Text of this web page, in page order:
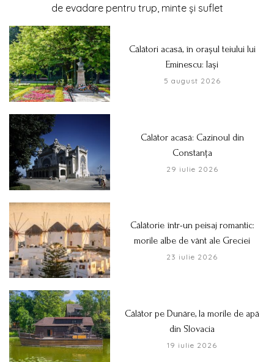
de evadare pentru trup, minte și suflet
Călători acasă, în orașul teiului lui
Eminescu: Iași
5 august 2026
Călător acasă: Cazinoul din
Constanța
29 iulie 2026
Călătorie într-un peisaj romantic:
morile albe de vânt ale Greciei
23 iulie 2026
Călător pe Dunăre, la morile de apă
din Slovacia
19 iulie 2026